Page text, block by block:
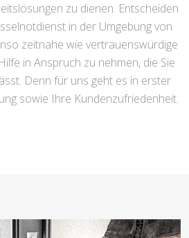
zu dienen. Entscheiden
in der Umgebung von
zeitnahe wie vertrauenswürdige
in Anspruch zu nehmen, die Sie
Denn für uns geht es in erster
sowie Ihre Kundenzufriedenheit.